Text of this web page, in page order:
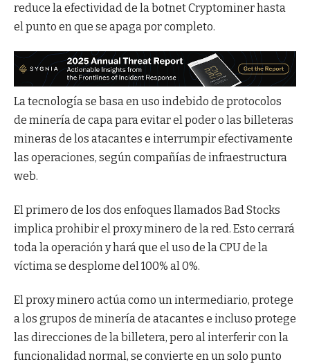
reduce la efectividad de la botnet Cryptominer hasta
el punto en que se apaga por completo.
La tecnología se basa en uso indebido de protocolos
de minería de capa para evitar el poder o las billeteras
mineras de los atacantes e interrumpir efectivamente
las operaciones, según compañías de infraestructura
web.
El primero de los dos enfoques llamados Bad Stocks
implica prohibir el proxy minero de la red. Esto cerrará
toda la operación y hará que el uso de la CPU de la
víctima se desplome del 100% al 0%.
El proxy minero actúa como un intermediario, protege
a los grupos de minería de atacantes e incluso protege
las direcciones de la billetera, pero al interferir con la
funcionalidad normal, se convierte en un solo punto